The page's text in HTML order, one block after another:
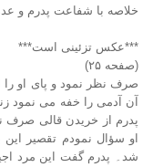
خلاصه با شفاعت پدرم و
***عکس تزئینی است***
(صفحه ۲۵)
صرف نظر نمود و پای او را
آن آدمی را خفه می نمود
او سؤال نمودم تقصیر
شد۔ پدرم گفت این مرد